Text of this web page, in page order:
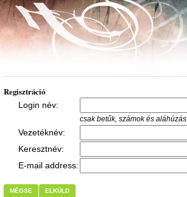
Regisztráció
Login név:
csak betűk, számok és aláhúzás
Vezetéknév:
Keresztnév:
E-mail address:
MÉGSE ELKÜLD